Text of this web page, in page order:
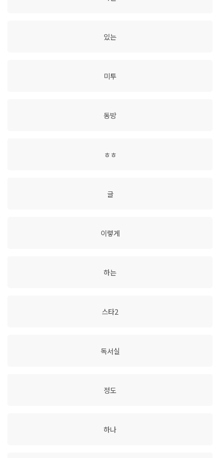
있는
미투
동방
ㅎㅎ
글
이렇게
하는
스타2
독서실
정도
하나